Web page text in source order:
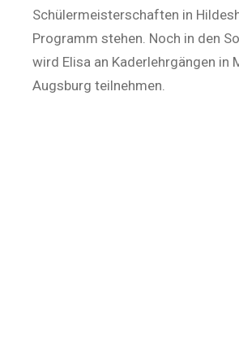
Schülermeisterschaften in
Programm stehen. Noch in den
wird Elisa an Kaderlehrgängen in
Augsburg teilnehmen.